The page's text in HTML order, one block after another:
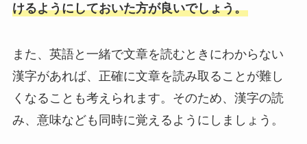
けるようにしておいた方が良いでしょう。
また、英語と一緒で文章を読むときにわからない
漢字があれば、正確に文章を読み取ることが難し
くなることも考えられます。そのため、漢字の読
み、意味なども同時に覚えるようにしましょう。